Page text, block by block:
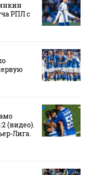
РПЛ с
(видео).
Лига.